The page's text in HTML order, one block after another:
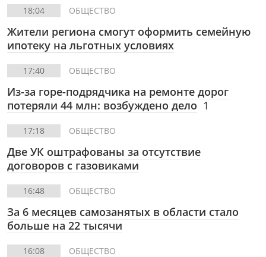
18:04 ОБЩЕСТВО
Жители региона смогут оформить семейную
ипотеку на льготных условиях
17:40 ОБЩЕСТВО
Из-за горе-подрядчика на ремонте дорог
потеряли 44 млн: возбуждено дело 1
17:18 ОБЩЕСТВО
Две УК оштрафованы за отсутствие
договоров с газовиками
16:48 ОБЩЕСТВО
За 6 месяцев самозанятых в области стало
больше на 22 тысячи
16:08 ОБЩЕСТВО